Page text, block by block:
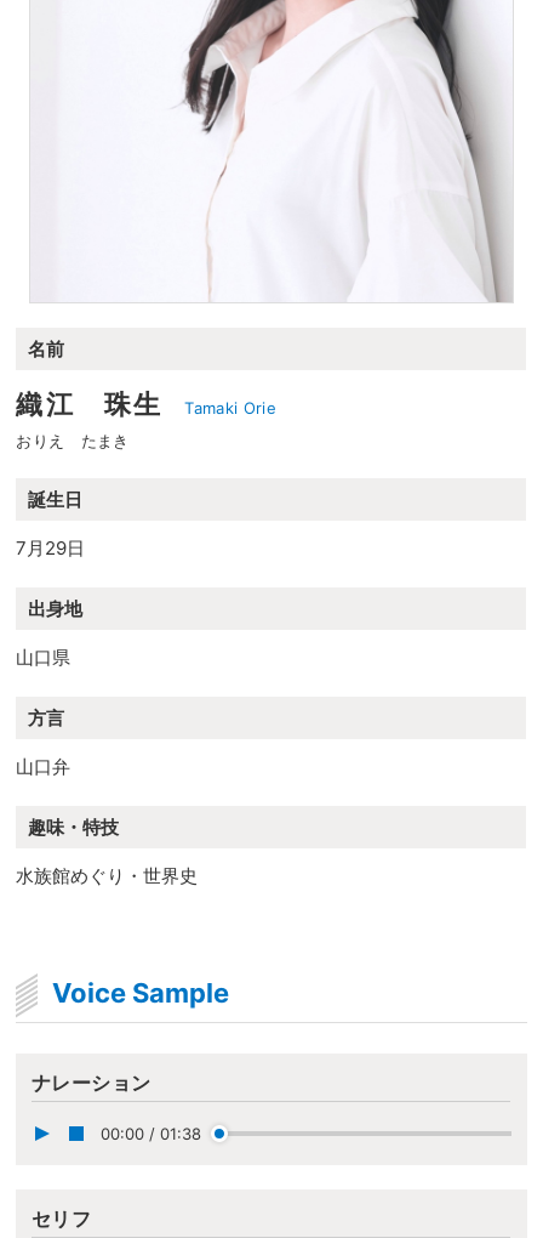
名前
織江 珠生
Tamaki Orie
おりえ たまき
誕生日
7月29日
出身地
山口県
方言
山口弁
趣味・特技
水族館めぐり・世界史
Voice Sample
ナレーション
00:00 / 01:38
セリフ